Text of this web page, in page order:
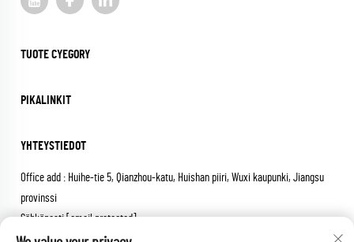
TUOTE CYEGORY
PIKALINKIT
YHTEYSTIEDOT
Office add : Huihe-tie 5, Qianzhou-katu, Huishan piiri, Wuxi kaupunki, Jiangsu
provinssi
Sähköposti:[email protected]
Soita:+86-18652826331